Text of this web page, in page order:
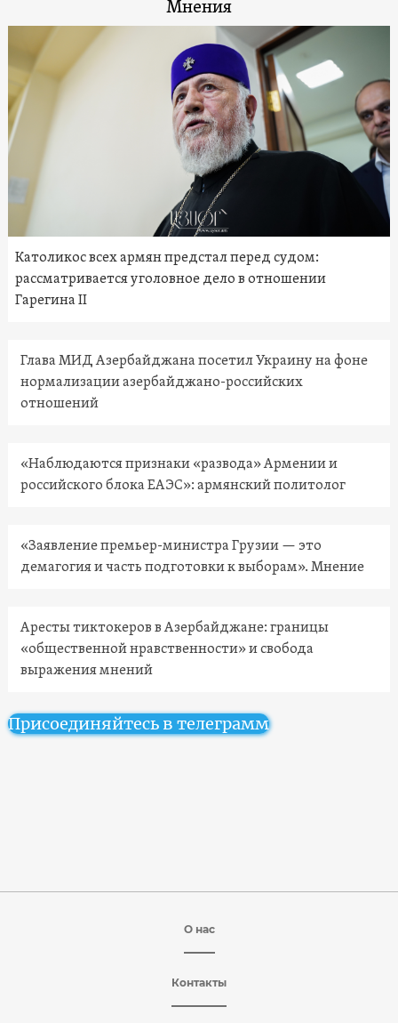
Мнения
Католикос всех армян предстал перед судом:
рассматривается уголовное дело в отношении
Гарегина II
Глава МИД Азербайджана посетил Украину на фоне
нормализации азербайджано-российских
отношений
«Наблюдаются признаки «развода» Армении и
российского блока ЕАЭС»: армянский политолог
«Заявление премьер-министра Грузии — это
демагогия и часть подготовки к выборам». Мнение
Аресты тиктокеров в Азербайджане: границы
«общественной нравственности» и свобода
выражения мнений
Присоединяйтесь в телеграмм
О нас
Контакты